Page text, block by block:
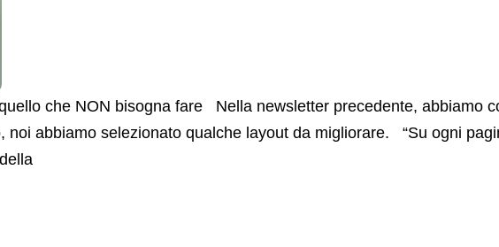
che NON bisogna fare Nella newsletter precedente, abbiamo
noi abbiamo selezionato qualche layout da migliorare. “Su ogni